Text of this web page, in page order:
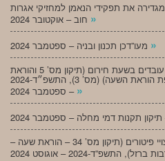
מגדירה את תפקידי הנאמן למחזיקי אגרות
»
»
מעו”דכן יחסי עבודה – צו הגנה על עובדים בשעת חירום (תיקון מס’ 5 והוראת
שעה – חרבות ברזל) (הארכת תקופת הוראת השעה) (מס’ 3), התשפ״ד-2024
– ספטמבר 2024 »
מעו”דכן יחסי עבודה – חוק פיצויי פיטורים (תיקון מס’ 34 – הוראת שעה –